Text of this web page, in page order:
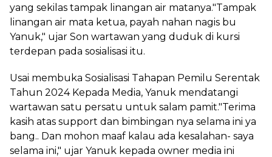
yang sekilas tampak linangan air matanya."Tampak
linangan air mata ketua, payah nahan nagis bu
Yanuk," ujar Son wartawan yang duduk di kursi
terdepan pada sosialisasi itu.
Usai membuka Sosialisasi Tahapan Pemilu Serentak
Tahun 2024 Kepada Media, Yanuk mendatangi
wartawan satu persatu untuk salam pamit."Terima
kasih atas support dan bimbingan nya selama ini ya
bang.. Dan mohon maaf kalau ada kesalahan- saya
selama ini," ujar Yanuk kepada owner media ini